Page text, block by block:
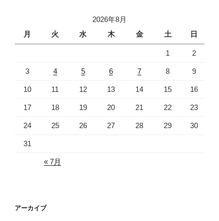
2026年8月
月
火 水 木 金 土 日
1 2
3 4 5 6 7 8 9
10 11 12 13 14 15 16
17 18 19 20 21 22 23
24 25 26 27 28 29 30
31
« 7月
アーカイブ